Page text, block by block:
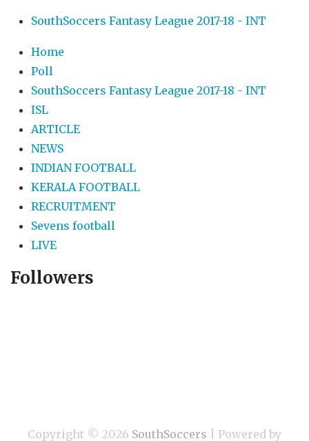
SouthSoccers Fantasy League 2017-18 - INT
Home
Poll
SouthSoccers Fantasy League 2017-18 - INT
ISL
ARTICLE
NEWS
INDIAN FOOTBALL
KERALA FOOTBALL
RECRUITMENT
Sevens football
LIVE
Followers
Copyright © 2026 SouthSoccers | Powered by